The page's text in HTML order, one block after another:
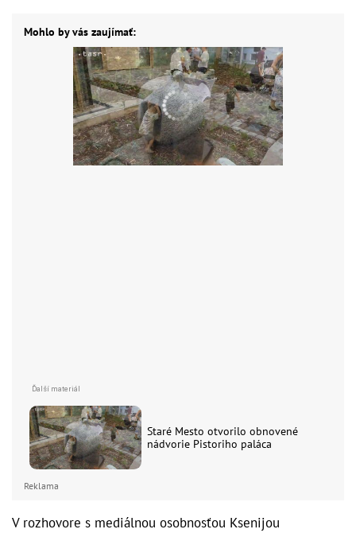
Mohlo by vás zaujímať:
Staré Mesto otvorilo obnovené
nádvorie Pistoriho paláca
Reklama
V rozhovore s mediálnou osobnosťou Ksenijou